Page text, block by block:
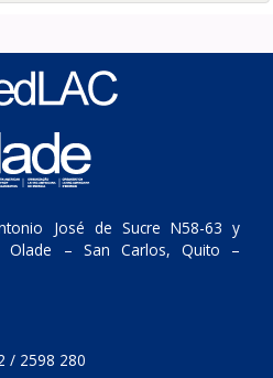
José de Sucre N58-63 y
Olade – San Carlos, Quito –
/ 2598 280